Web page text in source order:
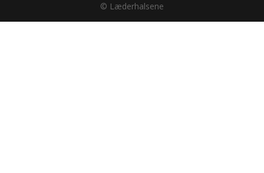
© Læderhalsene